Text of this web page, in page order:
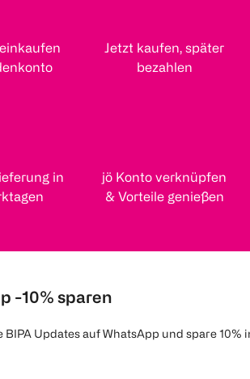
Jetzt kaufen, später
bezahlen
in
jö Konto verknüpfen
& Vorteile genießen
-10% sparen
Updates auf WhatsApp und spare 10%